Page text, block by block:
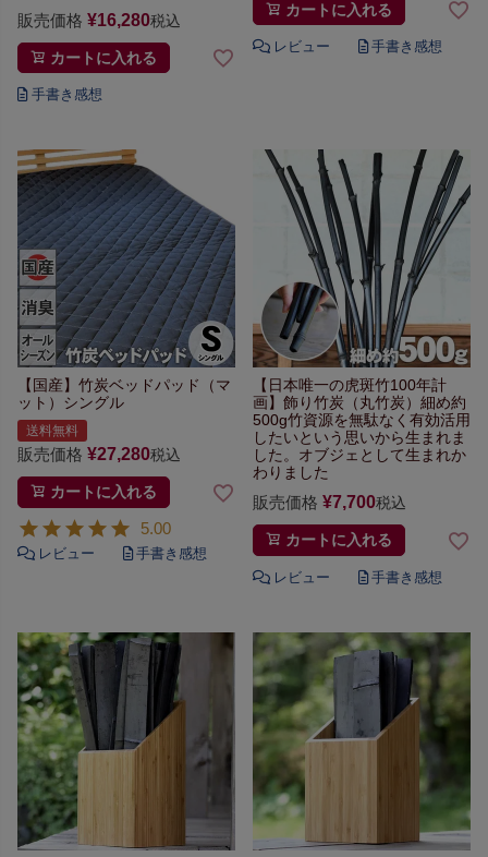
販売価格 ¥16,280税込
カートに入れる
カートに入れる
【国産】竹炭ベッドパッド（マ
ット）シングル
送料無料
販売価格 ¥27,280税込
カートに入れる
5.00
【日本唯一の虎斑竹100年計
画】 飾り竹炭（丸竹炭）細め約
500g竹資源を無駄なく有効活用
したいという思いから生まれま
した。 オブジェとして生まれか
わりました
販売価格 ¥7,700税込
カートに入れる